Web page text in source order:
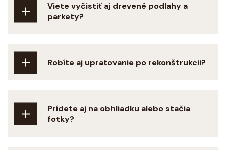
Viete vyčistiť aj drevené podlahy a
parkety?
Robíte aj upratovanie po rekonštrukcii?
Prídete aj na obhliadku alebo stačia
fotky?